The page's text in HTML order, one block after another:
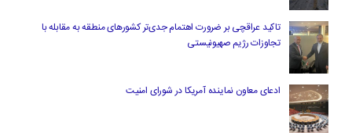
تاکید عراقچی بر ضرورت اهتمام جدی‌تر کشورهای منطقه به مقابله با
تجاوزات رژیم صهیونیستی
ادعای معاون نماینده آمریکا در شورای امنیت